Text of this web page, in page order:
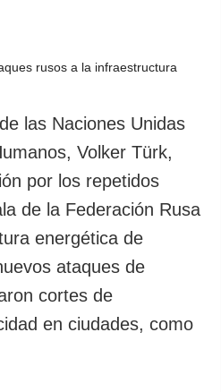
las Naciones Unidas
Volker Türk,
por los repetidos
de la Federación Rusa
energética de
ataques de
cortes de
en ciudades, como